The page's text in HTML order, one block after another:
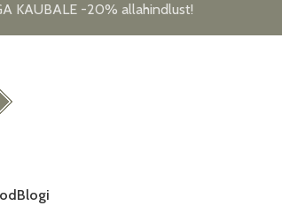
KAUBALE -20% allahindlust!
Blogi